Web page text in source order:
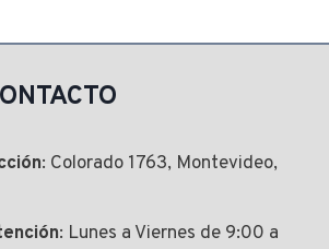
: Colorado 1763, Montevideo,
: Lunes a Viernes de 9:00 a